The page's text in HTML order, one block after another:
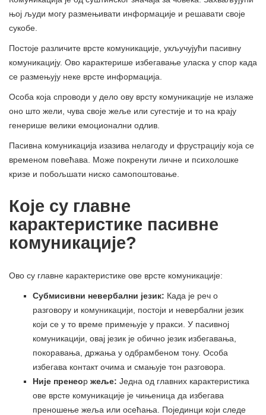
њој људи могу размењивати информације и решавати своје
сукобе.
Постоје различите врсте комуникације, укључујући пасивну
комуникацију. Ово карактерише избегавање уласка у спор када
се размењују неке врсте информација.
Особа која спроводи у дело ову врсту комуникације не излаже
оно што жели, чува своје жеље или сугестије и то на крају
генерише велики емоционални одлив.
Пасивна комуникација изазива нелагоду и фрустрацију која се
временом повећава. Може покренути личне и психолошке
кризе и побољшати ниско самопоштовање.
Које су главне
карактеристике пасивне
комуникације?
Ово су главне карактеристике ове врсте комуникације:
Субмисивни невербални језик: Када је реч о
разговору и комуникацији, постоји и невербални језик
који се у то време примењује у пракси. У пасивној
комуникацији, овај језик је обично језик избегавања,
покоравања, држања у одбрамбеном тону. Особа
избегава контакт очима и смањује тон разговора.
Није пренеор жеље: Једна од главних карактеристика
ове врсте комуникације је чињеница да избегава
преношење жеља или осећања. Појединци који следе